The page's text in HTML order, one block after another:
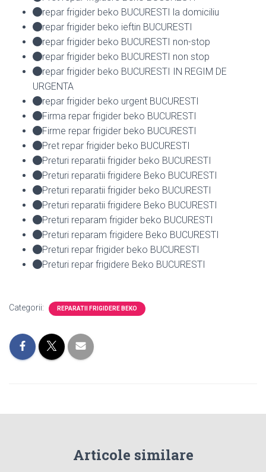
repar frigider beko BUCURESTI la domiciliu
repar frigider beko ieftin BUCURESTI
repar frigider beko BUCURESTI non-stop
repar frigider beko BUCURESTI non stop
repar frigider beko BUCURESTI IN REGIM DE
URGENTA
repar frigider beko urgent BUCURESTI
Firma repar frigider beko BUCURESTI
Firme repar frigider beko BUCURESTI
Pret repar frigider beko BUCURESTI
Preturi reparatii frigider beko BUCURESTI
Preturi reparatii frigidere Beko BUCURESTI
Preturi reparatii frigider beko BUCURESTI
Preturi reparatii frigidere Beko BUCURESTI
Preturi reparam frigider beko BUCURESTI
Preturi reparam frigidere Beko BUCURESTI
Preturi repar frigider beko BUCURESTI
Preturi repar frigidere Beko BUCURESTI
Categorii: REPARATII FRIGIDERE BEKO
Articole similare